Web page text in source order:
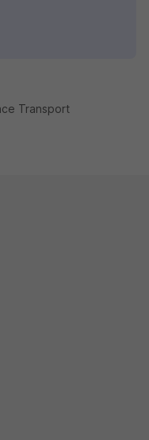
Transport